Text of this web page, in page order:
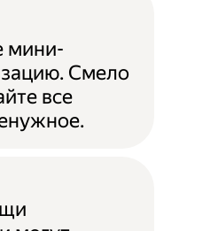
мини-
Смело
все